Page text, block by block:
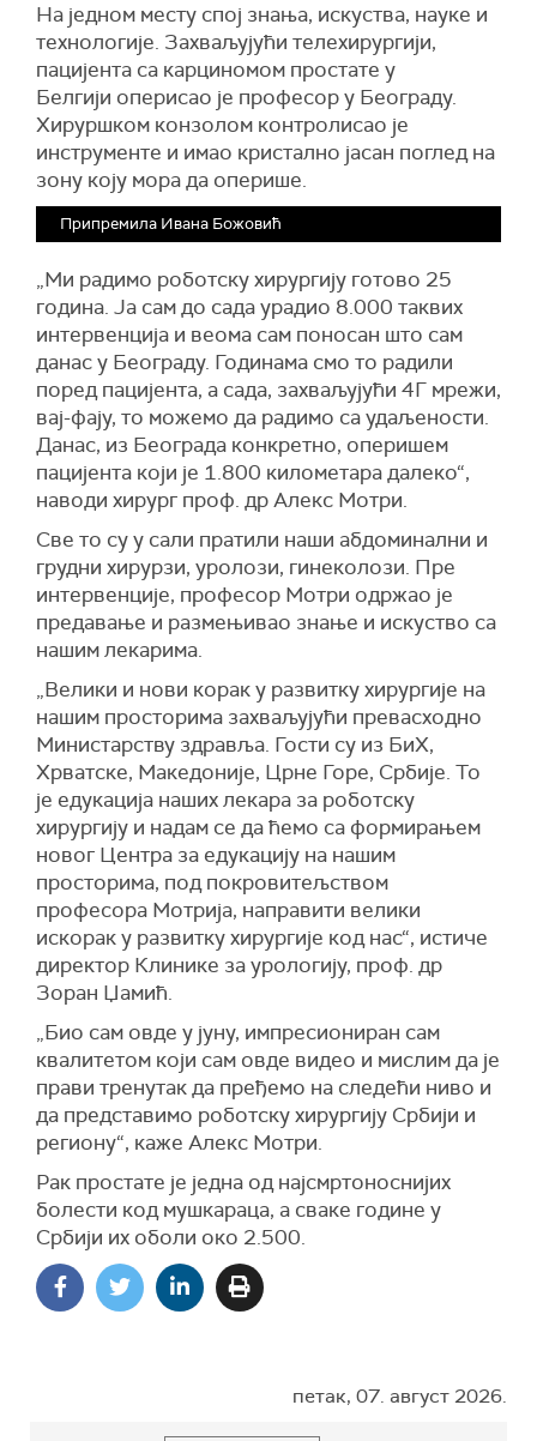
На једном месту спој знања, искуства, науке и
технологије. Захваљујући телехирургији,
пацијента са карциномом простате у
Белгији оперисао је професор у Београду.
Хируршком конзолом контролисао је
инструменте и имао кристално јасан поглед на
зону коју мора да оперише.
Припремила Ивана Божовић
„Ми радимо роботску хирургију готово 25
година. Ја сам до сада урадио 8.000 таквих
интервенција и веома сам поносан што сам
данас у Београду. Годинама смо то радили
поред пацијента, а сада, захваљујући 4Г мрежи,
вај-фају, то можемо да радимо са удаљености.
Данас, из Београда конкретно, оперишем
пацијента који је 1.800 километара далеко“,
наводи хирург проф. др Алекс Мотри.
Све то су у сали пратили наши абдоминални и
грудни хирурзи, уролози, гинеколози. Пре
интервенције, професор Мотри одржао је
предавање и размењивао знање и искуство са
нашим лекарима.
„Велики и нови корак у развитку хирургије на
нашим просторима захваљујући превасходно
Министарству здравља. Гости су из БиХ,
Хрватске, Македоније, Црне Горе, Србије. То
је едукација наших лекара за роботску
хирургију и надам се да ћемо са формирањем
новог Центра за едукацију на нашим
просторима, под покровитељством
професора Мотрија, направити велики
искорак у развитку хирургије код нас“, истиче
директор Клинике за урологију, проф. др
Зоран Џамић.
„Био сам овде у јуну, импресиониран сам
квалитетом који сам овде видео и мислим да је
прави тренутак да пређемо на следећи ниво и
да представимо роботску хирургију Србији и
региону“, каже Алекс Мотри.
Рак простате је једна од најсмртоноснијих
болести код мушкараца, а сваке године у
Србији их оболи око 2.500.
петак, 07. август 2026.